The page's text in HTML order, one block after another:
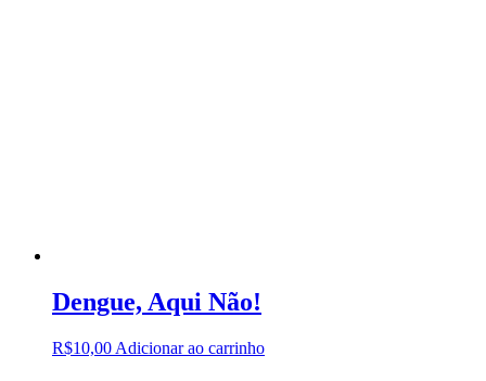
Dengue, Aqui Não!
R$10,00 Adicionar ao carrinho